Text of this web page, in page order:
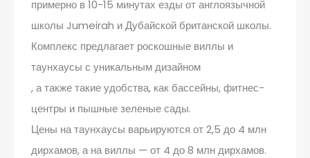
примерно в 10-15 минутах езды от англоязычной
школы Jumeirah и Дубайской британской школы.
Комплекс предлагает роскошные виллы и
таунхаусы с уникальным дизайном
, а также такие удобства, как бассейны, фитнес-
центры и пышные зеленые сады.
Цены на таунхаусы варьируются от 2,5 до 4 млн
дирхамов, а на виллы — от 4 до 8 млн дирхамов.